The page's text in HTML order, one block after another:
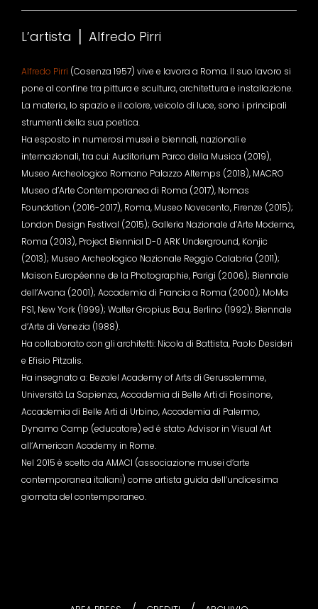
L’artista ⎪ Alfredo Pirri
Alfredo Pirri (Cosenza 1957) vive e lavora a Roma. Il suo lavoro si
pone al confine tra pittura e scultura, architettura e installazione.
La materia, lo spazio e il colore, veicolo di luce, sono i principali
strumenti della sua poetica.
Ha esposto in numerosi musei e biennali, nazionali e
internazionali, tra cui: Auditorium Parco della Musica (2019),
Museo Archeologico Romano Palazzo Altemps (2018), MACRO
Museo d’Arte Contemporanea di Roma (2017), Nomas
Foundation (2016-2017), Roma, Museo Novecento, Firenze (2015);
London Design Festival (2015); Galleria Nazionale d’Arte Moderna,
Roma (2013), Project Biennial D-0 ARK Underground, Konjic
(2013); Museo Archeologico Nazionale Reggio Calabria (2011);
Maison Européenne de la Photographie, Parigi (2006); Biennale
dell’Avana (2001); Accademia di Francia a Roma (2000); MoMa
PS1, New York (1999); Walter Gropius Bau, Berlino (1992); Biennale
d’Arte di Venezia (1988).
Ha collaborato con gli architetti: Nicola di Battista, Paolo Desideri
e Efisio Pitzalis.
Ha insegnato a: Bezalel Academy of Arts di Gerusalemme,
Università La Sapienza, Accademia di Belle Arti di Frosinone,
Accademia di Belle Arti di Urbino, Accademia di Palermo,
Dynamo Camp (educatore) ed é stato Advisor in Visual Art
all’American Academy in Rome.
Nel 2015 è scelto da AMACI (associazione musei d’arte
contemporanea italiani) come artista guida dell’undicesima
giornata del contemporaneo.